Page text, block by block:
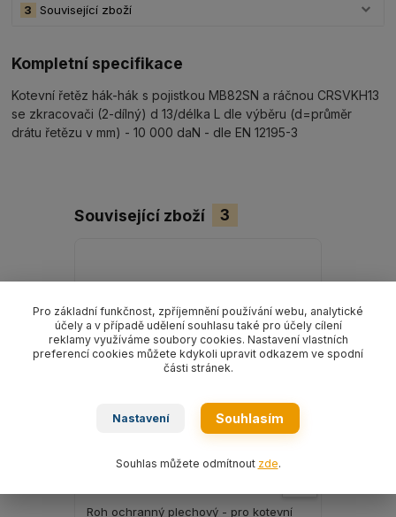
Související zboží
3
Kompletní specifikace
Kotevní řetěz hák-hák s pojistkou MB82SN a ráčnou CRSVKH13
se zkracovači (2-dílný) d 13/délka L dle výběru (d=průměr
drátu řetězu v mm) - 10 000 daN - dle EN 12195-3
Související zboží 3
Roh ochranný plechový - pro kotevní
Pro základní funkčnost, zpříjemnění používání webu, analytické
účely a v případě udělení souhlasu také pro účely cílení
reklamy využíváme soubory cookies. Nastavení vlastních
preferencí cookies můžete kdykoli upravit odkazem ve spodní
části stránek.
Nastavení Souhlasím
Souhlas můžete odmítnout zde.